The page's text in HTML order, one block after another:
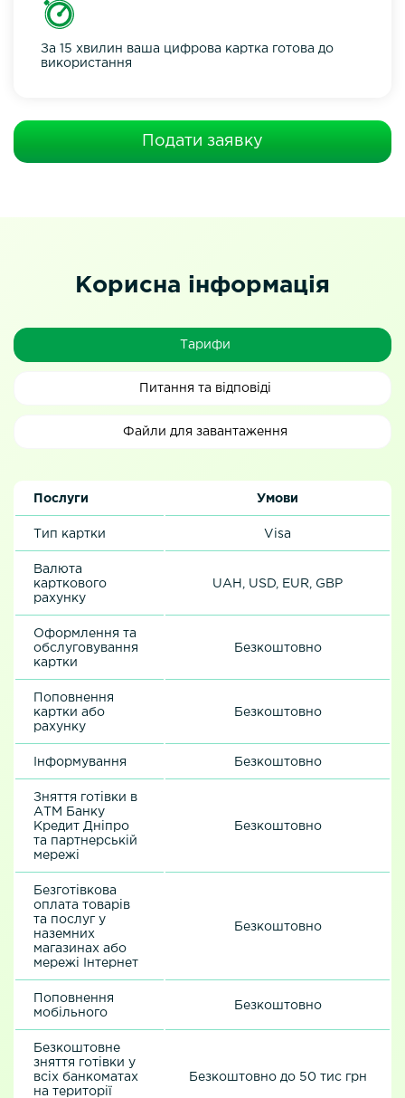
За 15 хвилин ваша цифрова картка готова до
використання
Подати заявку
Корисна інформація
Тарифи
Питання та відповіді
Файли для завантаження
Послуги Умови
Тип картки Visa
Валюта
карткового
рахунку
UAH, USD, EUR, GBP
Оформлення та
обслуговування
картки
Безкоштовно
Поповнення
картки або
рахунку
Безкоштовно
Інформування Безкоштовно
Зняття готівки в
АТМ Банку
Кредит Дніпро
та партнерській
мережі
Безкоштовно
Безготівкова
оплата товарів
та послуг у
наземних
магазинах або
мережі Інтернет
Безкоштовно
Поповнення
мобільного
Безкоштовно
Безкоштовне
зняття готівки у
всіх банкоматах
на території
Безкоштовно до 50 тис грн